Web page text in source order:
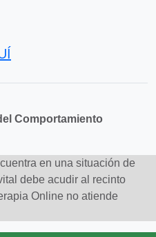
Comportamiento
en una situación de
debe acudir al recinto
Online no atiende